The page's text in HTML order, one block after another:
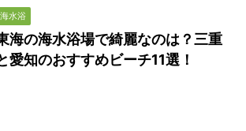
海水浴
海の海水浴場で綺麗なのは？三重
愛知のおすすめビーチ11選！